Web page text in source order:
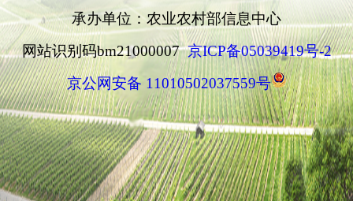
承办单位：农业农村部信息中心
网站识别码bm21000007京ICP备05039419号-2
京公网安备 11010502037559号